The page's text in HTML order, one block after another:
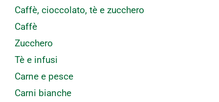
Caffè, cioccolato, tè e zucchero
Caffè
Zucchero
Tè e infusi
Carne e pesce
Carni bianche